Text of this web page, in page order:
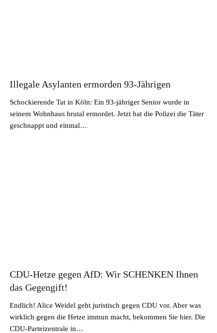
Illegale Asylanten ermorden 93-Jährigen
Schockierende Tat in Köln: Ein 93-jähriger Senior wurde in
seinem Wohnhaus brutal ermordet. Jetzt hat die Polizei die Täter
geschnappt und einmal…
CDU-Hetze gegen AfD: Wir SCHENKEN Ihnen
das Gegengift!
Endlich! Alice Weidel geht juristisch gegen CDU vor. Aber was
wirklich gegen die Hetze immun macht, bekommen Sie hier. Die
CDU-Parteizentrale in…